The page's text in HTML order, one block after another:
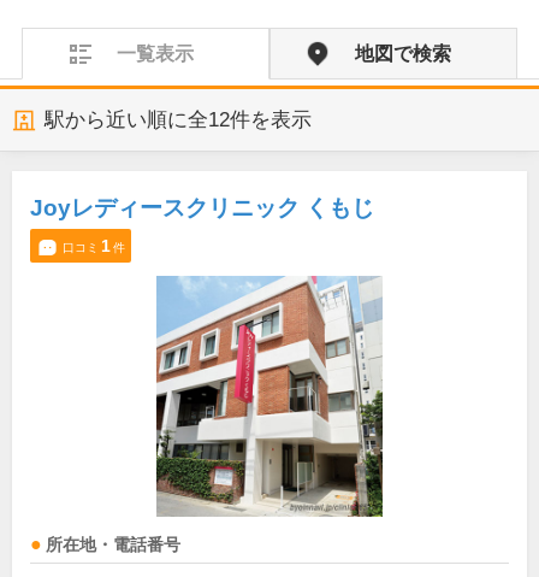
一覧表示 地図で検索
駅から近い順に全12件を表示
Joyレディースクリニック くもじ
口コミ 1件
所在地・電話番号